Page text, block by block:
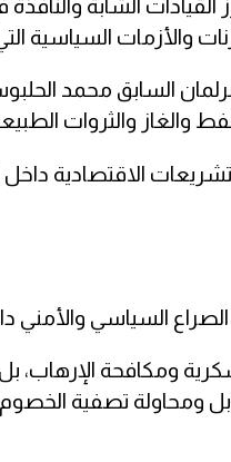
الشابة
والأزمات السياسية
السابق محمد
والغاز والثروات
الاقتصادية داخل
السياسي والأمني
ومكافحة الإرهاب،
ومحاولة تصفية